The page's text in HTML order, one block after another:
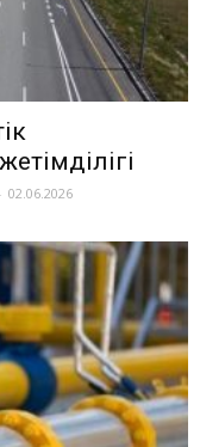
- 02.06.2026